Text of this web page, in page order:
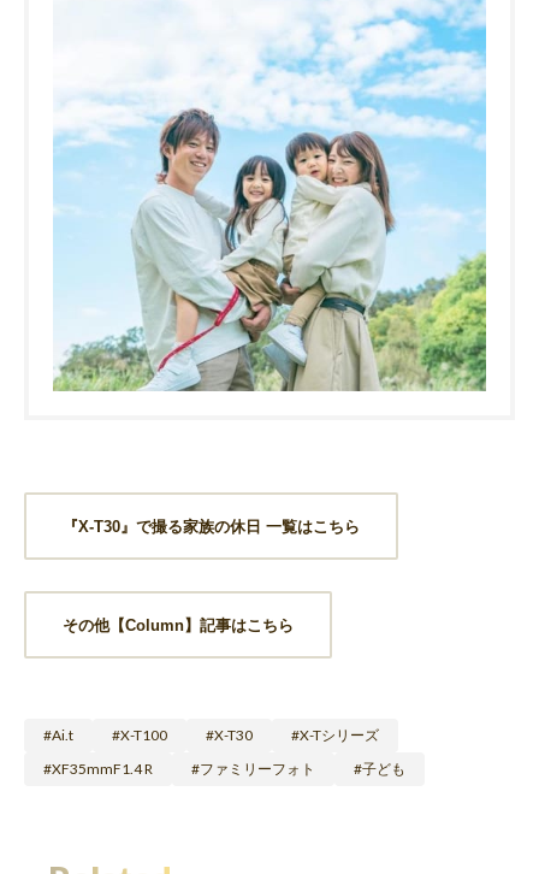
『X-T30』で撮る家族の休日 一覧はこちら
その他【Column】記事はこちら
Ai.t X-T100 X-T30
X-Tシリーズ
XF35mmF1.4 R
ファミリーフォト 子ども